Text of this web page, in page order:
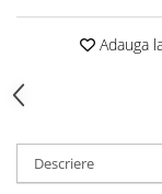
Adauga
Descriere